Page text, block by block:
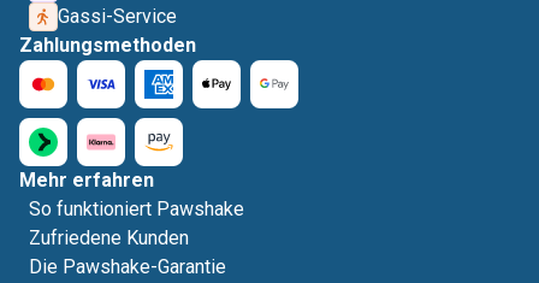
Gassi-Service
Zahlungsmethoden
Mehr erfahren
So funktioniert Pawshake
Zufriedene Kunden
Die Pawshake-Garantie